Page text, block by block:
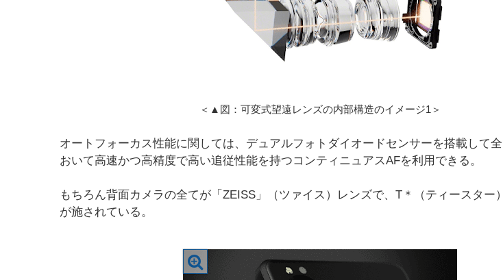
＜▲図：可変式望遠レンズの内部構造のイメージ1＞
オートフォーカス性能に関しては、デュアルフォトダイオードセンサーを搭載して
おいて高速かつ高精度で高い追従性能を持つコンティニュアスAFを利用できる。
もちろん背面カメラの全てが「ZEISS」（ツァイス）レンズで、T＊（ティースター
が施されている。